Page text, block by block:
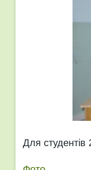
Для студентів